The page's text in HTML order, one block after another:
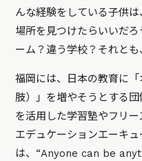
んな経験をしている子供
場所を見つけたらいいだ
ーム？違う学校？それとも
福岡には、日本の教育に
肢）」を増やそうとする団
を活用した学習塾やフリ
エデュケーションエーキ
は、“Anyone can be